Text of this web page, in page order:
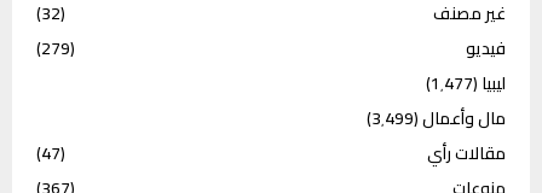
غير مصنف
(32)
فيديو
(279)
ليبيا(1٬477)
مال وأعمال(3٬499)
مقالات رأي
(47)